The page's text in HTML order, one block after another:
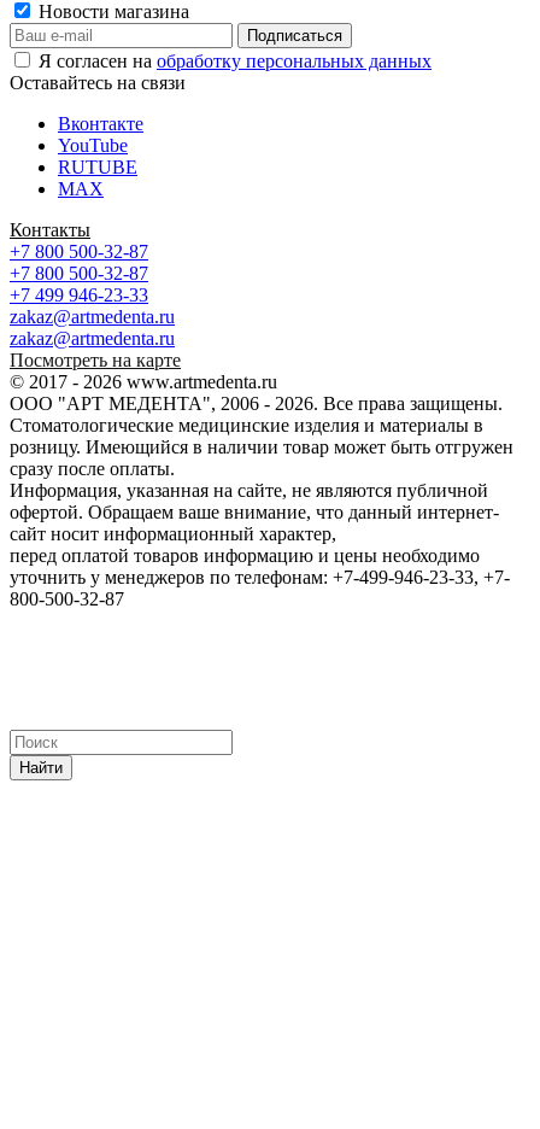
Новости магазина
Я согласен на обработку персональных данных
Оставайтесь на связи
Вконтакте
YouTube
RUTUBE
MAX
Контакты
+7 800 500-32-87
+7 800 500-32-87
+7 499 946-23-33
zakaz@artmedenta.ru
zakaz@artmedenta.ru
Посмотреть на карте
© 2017 - 2026 www.artmedenta.ru
ООО "АРТ МЕДЕНТА", 2006 - 2026. Все права защищены.
Стоматологические медицинские изделия и материалы в
розницу. Имеющийся в наличии товар может быть отгружен
сразу после оплаты.
Информация, указанная на сайте, не являются публичной
офертой. Обращаем ваше внимание, что данный интернет-
сайт носит информационный характер,
перед оплатой товаров информацию и цены необходимо
уточнить у менеджеров по телефонам: +7-499-946-23-33, +7-
800-500-32-87
Найти